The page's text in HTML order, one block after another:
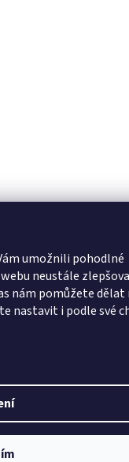
umožnili pohodlné
neustále
nám pomůžete dělat
nastavit i podle své
pro nás to nejcennější, a